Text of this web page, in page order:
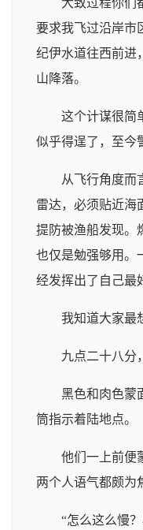
大致过程你们
要求我飞过沿岸市
纪伊水道往西前进
山降落。
这个计谋很简
似乎得逞了，至今
从飞行角度而
雷达，必须贴近海
提防被渔船发现。
也仅是勉强够用。
经发挥出了自己最
我知道大家最
九点二十八分
黑色和肉色蒙
筒指示着陆地点。
他们一上前便
两个人语气都颇为
“怎么这么慢